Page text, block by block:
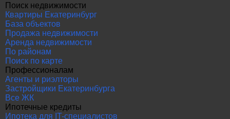
Поиск недвижимости
Квартиры Екатеринбург
База объектов
Продажа недвижимости
Аренда недвижимости
По районам
Поиск по карте
Профессионалам
Агенты и риэлторы
Застройщики Екатеринбурга
Все ЖК
Ипотечные кредиты
Ипотека для IT-специалистов